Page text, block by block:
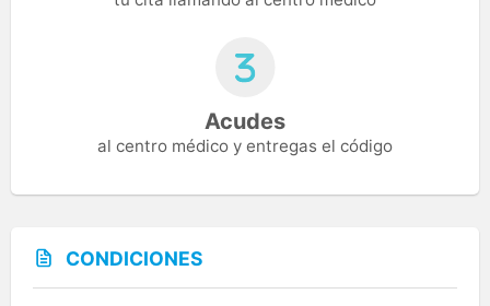
Acudes
al centro médico y entregas el código
CONDICIONES